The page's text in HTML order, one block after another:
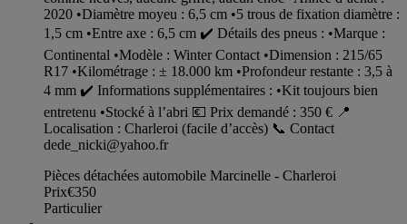
2020 •Diamètre moyeu : 6,5 cm •5 trous de fixation diamètre :
1,5 cm •Entre axe : 6,5 cm ✔️ Détails des pneus : •Marque :
Continental •Modèle : Winter Contact •Dimension : 215/65
R17 •Kilométrage : ± 18.000 km •Profondeur restante : 3,5 à
4 mm ✔️ Informations supplémentaires : •Kit toujours bien
entretenu •Stocké à l’abri 💶 Prix demandé : 350 € 📍
Localisation : Charleroi (facile d’accès) 📞 Contact
dede_nicki@yahoo.fr
Pièces détachées automobile Marcinelle - Charleroi
Prix€350
Particulier